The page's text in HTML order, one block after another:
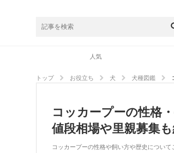
人気
トップ お役立ち 犬 犬種図鑑
コッカープーの性格
値段相場や里親募集
コッカープーの性格や飼い方や歴史について